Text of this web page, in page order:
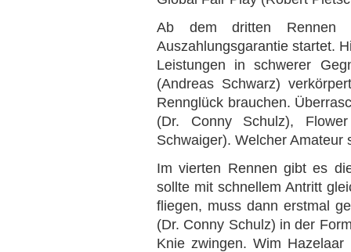
Ab dem dritten
Auszahlungsgarantie startet.
Leistungen in schwerer
(Andreas Schwarz)
Rennglück brauchen.
(Dr. Conny Schulz),
Schwaiger). Welcher Amateur
Im vierten Rennen gibt es
sollte mit schnellem Antritt
fliegen, muss dann erstmal
(Dr. Conny Schulz) in der
Knie zwingen. Wim